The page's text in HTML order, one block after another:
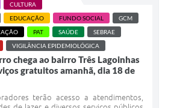
CULTURA
EDUCAÇÃO FUNDO SOCIAL
GCM
PAT SAÚDE
SEBRAE
VIGILÂNCIA EPIDEMIOLÓGICA
chega ao bairro Três Lagoinhas
gratuitos amanhã, dia 18 de
terão acesso a atendimentos,